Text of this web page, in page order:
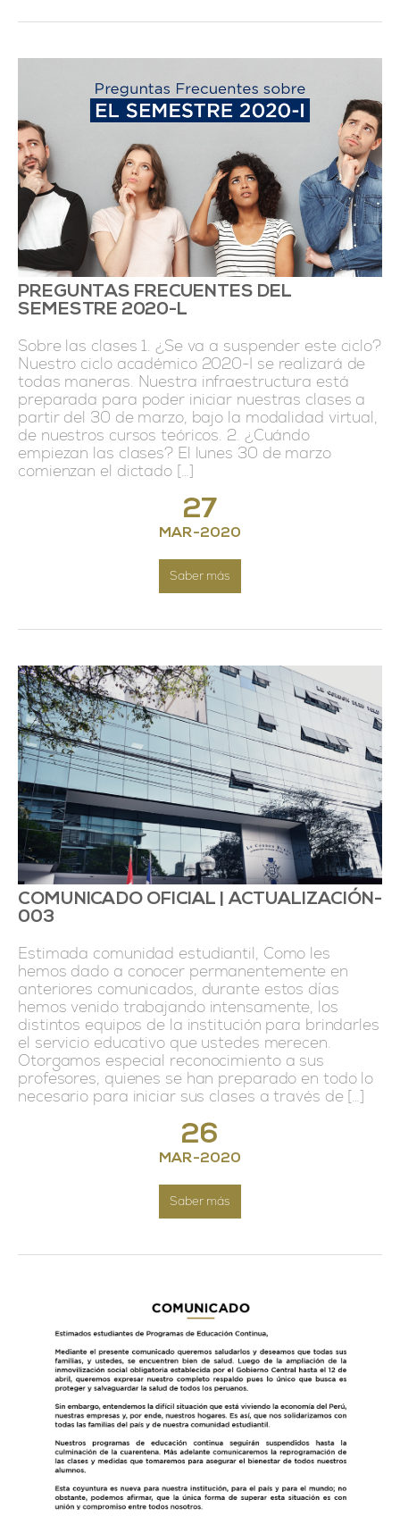
27
MAR-2020
Saber más
PREGUNTAS FRECUENTES DEL
SEMESTRE 2020-L
Sobre las clases 1. ¿Se va a suspender este ciclo?
Nuestro ciclo académico 2020-I se realizará de
todas maneras. Nuestra infraestructura está
preparada para poder iniciar nuestras clases a
partir del 30 de marzo, bajo la modalidad virtual,
de nuestros cursos teóricos. 2. ¿Cuándo
empiezan las clases? El lunes 30 de marzo
comienzan el dictado […]
26
MAR-2020
Saber más
COMUNICADO OFICIAL | ACTUALIZACIÓN-
003
Estimada comunidad estudiantil, Como les
hemos dado a conocer permanentemente en
anteriores comunicados, durante estos días
hemos venido trabajando intensamente, los
distintos equipos de la institución para brindarles
el servicio educativo que ustedes merecen.
Otorgamos especial reconocimiento a sus
profesores, quienes se han preparado en todo lo
necesario para iniciar sus clases a través de […]